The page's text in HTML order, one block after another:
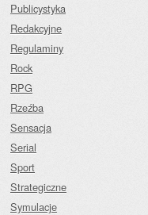
Publicystyka
Redakcyjne
Regulaminy
Rock
RPG
Rzeźba
Sensacja
Serial
Sport
Strategiczne
Symulacje